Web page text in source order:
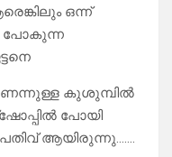
ഒന്ന്
പോകുന്ന
കുശുമ്പിൽ
പോയി
ആയിരുന്നു…….